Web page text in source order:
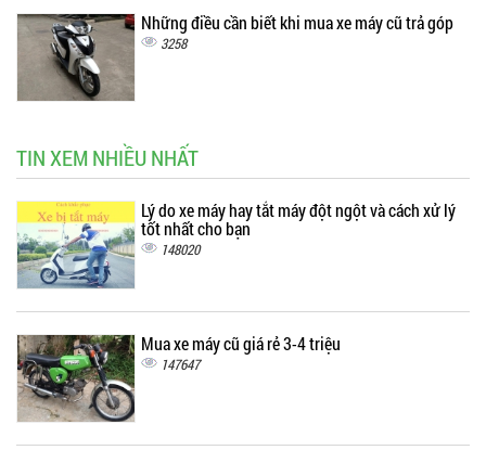
Những điều cần biết khi mua xe máy cũ trả góp
3258
TIN XEM NHIỀU NHẤT
Lý do xe máy hay tắt máy đột ngột và cách xử lý
tốt nhất cho bạn
148020
Mua xe máy cũ giá rẻ 3-4 triệu
147647